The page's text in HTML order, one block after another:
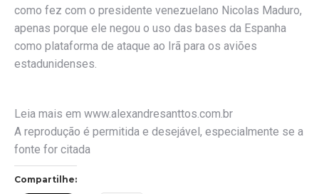
como fez com o presidente venezuelano Nicolas Maduro,
apenas porque ele negou o uso das bases da Espanha
como plataforma de ataque ao Irã para os aviões
estadunidenses.
Leia mais em www.alexandresanttos.com.br
A reprodução é permitida e desejável, especialmente se a
fonte for citada
Compartilhe: